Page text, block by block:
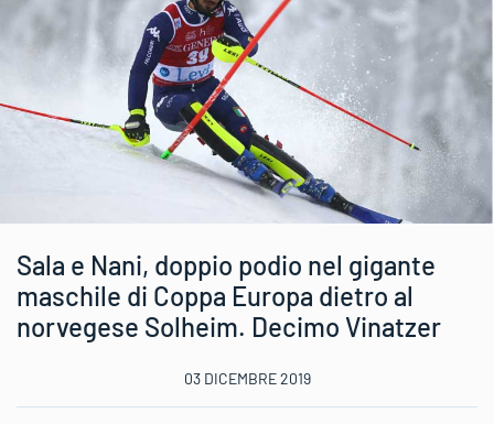
Sala e Nani, doppio podio nel gigante
maschile di Coppa Europa dietro al
norvegese Solheim. Decimo Vinatzer
03 DICEMBRE 2019